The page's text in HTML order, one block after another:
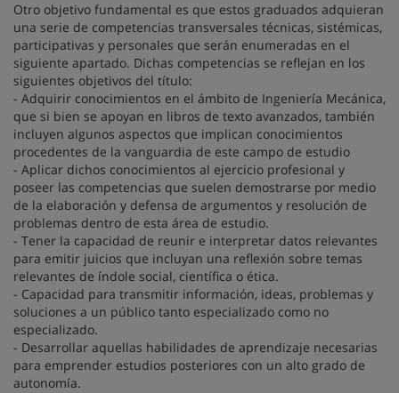
Otro objetivo fundamental es que estos graduados adquieran
una serie de competencias transversales técnicas, sistémicas,
participativas y personales que serán enumeradas en el
siguiente apartado. Dichas competencias se reflejan en los
siguientes objetivos del título:
- Adquirir conocimientos en el ámbito de Ingeniería Mecánica,
que si bien se apoyan en libros de texto avanzados, también
incluyen algunos aspectos que implican conocimientos
procedentes de la vanguardia de este campo de estudio
- Aplicar dichos conocimientos al ejercicio profesional y
poseer las competencias que suelen demostrarse por medio
de la elaboración y defensa de argumentos y resolución de
problemas dentro de esta área de estudio.
- Tener la capacidad de reunir e interpretar datos relevantes
para emitir juicios que incluyan una reflexión sobre temas
relevantes de índole social, científica o ética.
- Capacidad para transmitir información, ideas, problemas y
soluciones a un público tanto especializado como no
especializado.
- Desarrollar aquellas habilidades de aprendizaje necesarias
para emprender estudios posteriores con un alto grado de
autonomía.